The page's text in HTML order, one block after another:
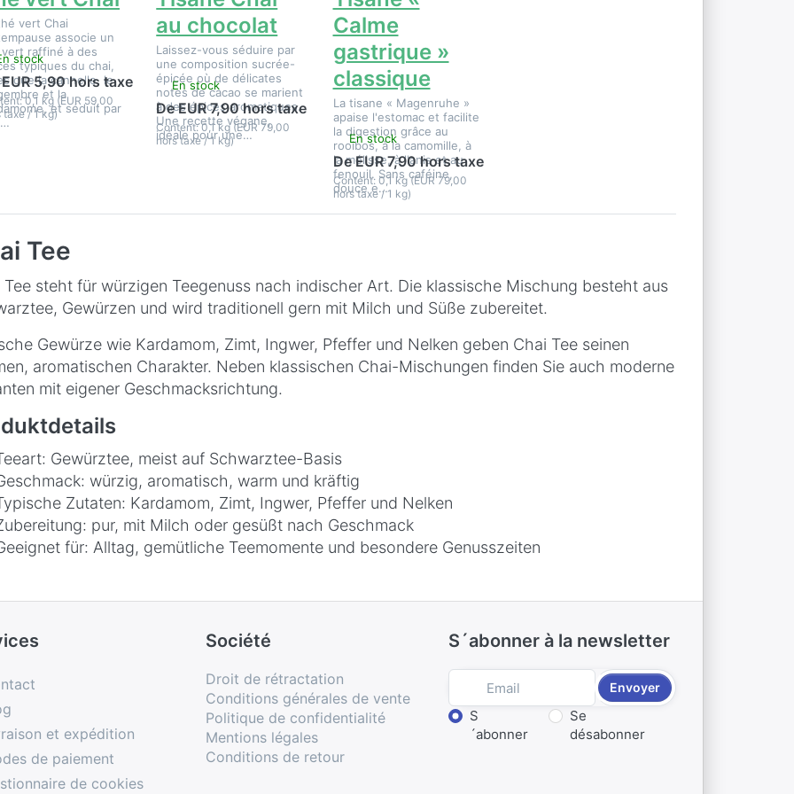
vert Chai
associe un
raffiné à des
typiques du chai,
que la cannelle, le
et la
et séduit par
stock
5,90 hors taxe
0,1 kg (EUR 59,00
taxe / 1 kg)
au chocolat
Laissez-vous séduire par
une composition sucrée-
épicée où de délicates
notes de cacao se marient
à des épices aromatiques.
Une recette végane,
idéale pour une…
En stock
De EUR 7,90 hors taxe
Content: 0,1 kg (EUR 79,00
hors taxe / 1 kg)
Calme
gastrique »
classique
La tisane « Magenruhe »
apaise l'estomac et facilite
la digestion grâce au
rooibos, à la camomille, à
la mélisse, à l'anis et au
fenouil. Sans caféine,
douce e…
En stock
De EUR 7,90 hors taxe
Content: 0,1 kg (EUR 79,00
hors taxe / 1 kg)
Tee
Tee steht für würzigen Teegenuss nach indischer Art. Die klassische Mischung besteht aus
Gewürzen und wird traditionell gern mit Milch und Süße zubereitet.
Gewürze wie Kardamom, Zimt, Ingwer, Pfeffer und Nelken geben Chai Tee seinen
aromatischen Charakter. Neben klassischen Chai-Mischungen finden Sie auch moderne
mit eigener Geschmacksrichtung.
Gewürztee, meist auf Schwarztee-Basis
würzig, aromatisch, warm und kräftig
Zutaten: Kardamom, Zimt, Ingwer, Pfeffer und Nelken
pur, mit Milch oder gesüßt nach Geschmack
für: Alltag, gemütliche Teemomente und besondere Genusszeiten
et expédition
de paiement
de cookies
Société
Droit de rétractation
Conditions générales de vente
Politique de confidentialité
Mentions légales
Conditions de retour
S´abonner à la newsletter
Envoyer
Choisir une action
S
´abonner
Se
désabonner